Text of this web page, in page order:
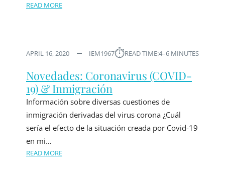
READ MORE
APRIL 16, 2020 IEM1967⏱︎READ TIME:4–6 MINUTES
Novedades: Coronavirus (COVID-
19) & Inmigración
Información sobre diversas cuestiones de
inmigración derivadas del virus corona ¿Cuál
sería el efecto de la situación creada por Covid-19
en mi…
READ MORE